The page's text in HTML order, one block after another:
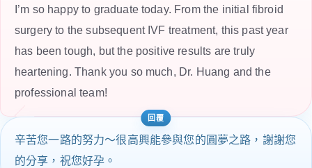
I’m so happy to graduate today. From the initial fibroid
surgery to the subsequent IVF treatment, this past year
has been tough, but the positive results are truly
heartening. Thank you so much, Dr. Huang and the
professional team!
辛苦您一路的努力～很高興能參與您的圓夢之路，謝謝您
的分享，祝您好孕。